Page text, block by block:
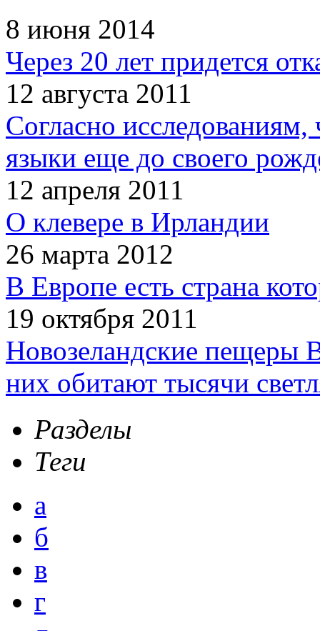
8 июня 2014
Через 20 лет придется
12 августа 2011
Согласно исследованиям,
языки еще до своего
12 апреля 2011
О клевере в Ирландии
26 марта 2012
В Европе есть страна
19 октября 2011
Новозеландские пещеры
них обитают тысячи
Разделы
Теги
а
б
в
г